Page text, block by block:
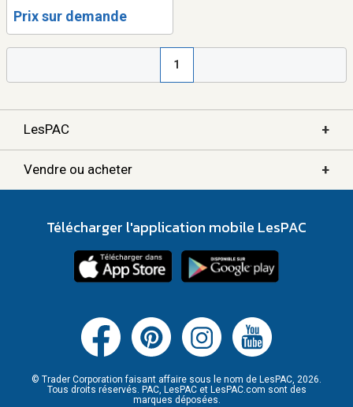
Prix sur demande
1
LesPAC +
Vendre ou acheter +
Télécharger l'application mobile LesPAC
© Trader Corporation faisant affaire sous le nom de LesPAC, 2026.
Tous droits réservés. PAC, LesPAC et LesPAC.com sont des
marques déposées.